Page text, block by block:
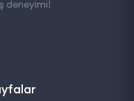
deneyimi!